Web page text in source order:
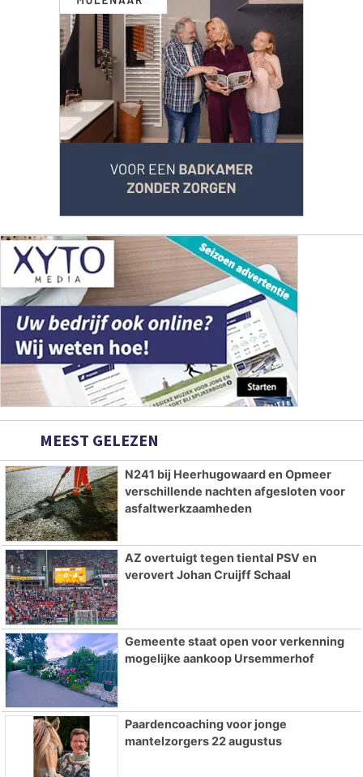
MEEST GELEZEN
N241 bij Heerhugowaard en Opmeer
verschillende nachten afgesloten voor
asfaltwerkzaamheden
AZ overtuigt tegen tiental PSV en
verovert Johan Cruijff Schaal
Gemeente staat open voor verkenning
mogelijke aankoop Ursemmerhof
Paardencoaching voor jonge
mantelzorgers 22 augustus